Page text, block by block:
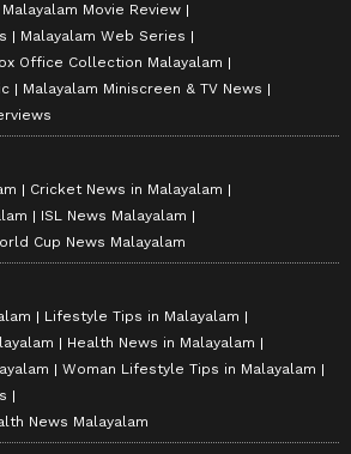
Malayalam Movie Review
Malayalam Web Series
Office Collection Malayalam
Malayalam Miniscreen & TV News
Cricket News in Malayalam
ISL News Malayalam
Cup News Malayalam
Lifestyle Tips in Malayalam
Health News in Malayalam
Woman Lifestyle Tips in Malayalam
News Malayalam